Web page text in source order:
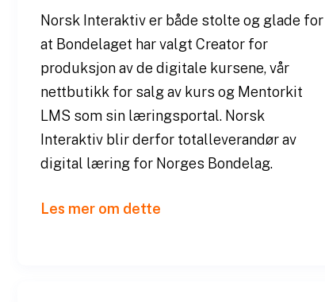
Norsk Interaktiv er både stolte og glade for
at Bondelaget har valgt Creator for
produksjon av de digitale kursene, vår
nettbutikk for salg av kurs og Mentorkit
LMS som sin læringsportal. Norsk
Interaktiv blir derfor totalleverandør av
digital læring for Norges Bondelag.
Les mer om dette